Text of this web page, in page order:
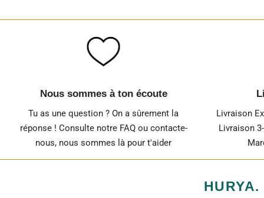
Nous sommes à ton écoute
Tu as une question ? On a sûrement la
réponse ! Consulte notre FAQ ou contacte-
nous, nous sommes là pour t'aider
Livraison
Livraison
HURYA.